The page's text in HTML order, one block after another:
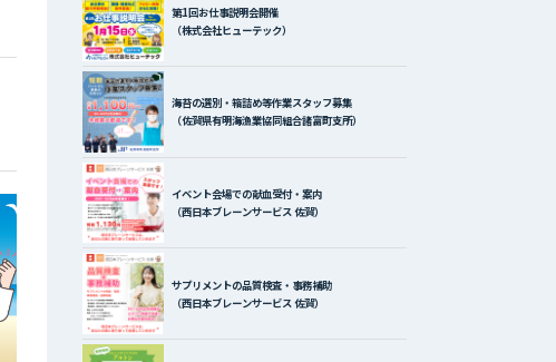
第1回お仕事説明会開催
（株式会社ヒューテック）
海苔の選別・箱詰め等作業スタッフ募集
（佐賀県有明海漁業協同組合諸富町支所）
イベント会場での献血受付・案内
（西日本ブレーンサービス 佐賀）
サプリメントの品質検査・事務補助
（西日本ブレーンサービス 佐賀）